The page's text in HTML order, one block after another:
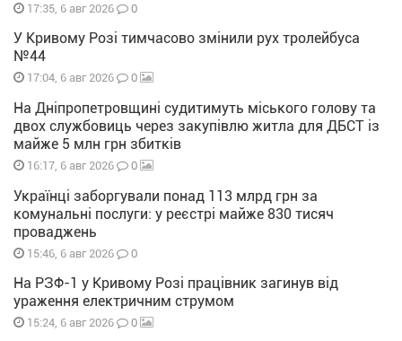
17:35, 6 авг 2026 0
У Кривому Розі тимчасово змінили рух тролейбуса
№44
17:04, 6 авг 2026 0
На Дніпропетровщині судитимуть міського голову та
двох службовиць через закупівлю житла для ДБСТ із
майже 5 млн грн збитків
16:17, 6 авг 2026 0
Українці заборгували понад 113 млрд грн за
комунальні послуги: у реєстрі майже 830 тисяч
проваджень
15:46, 6 авг 2026 0
На РЗФ-1 у Кривому Розі працівник загинув від
ураження електричним струмом
15:24, 6 авг 2026 0